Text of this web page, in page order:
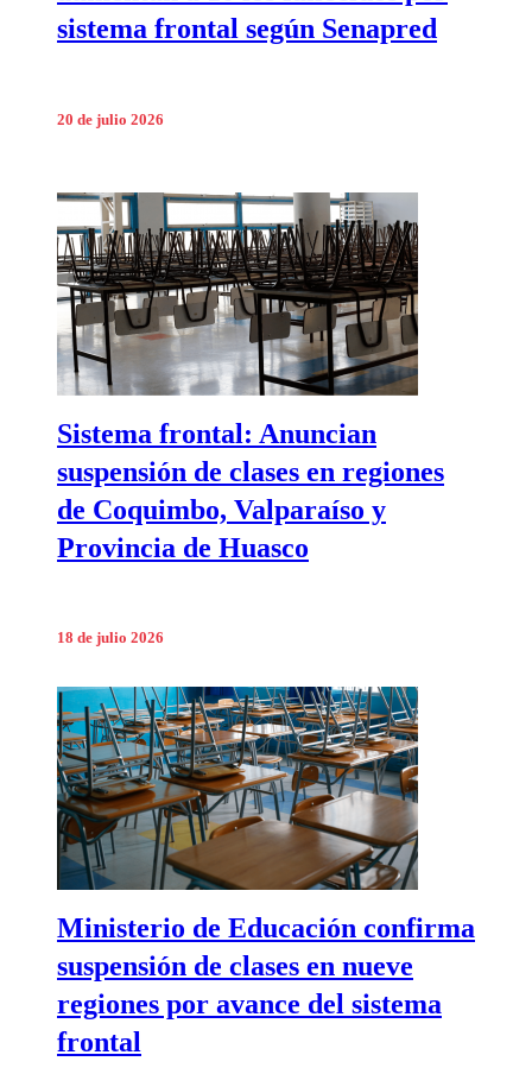
sistema frontal según Senapred
20 de julio 2026
Sistema frontal: Anuncian
suspensión de clases en regiones
de Coquimbo, Valparaíso y
Provincia de Huasco
18 de julio 2026
Ministerio de Educación confirma
suspensión de clases en nueve
regiones por avance del sistema
frontal